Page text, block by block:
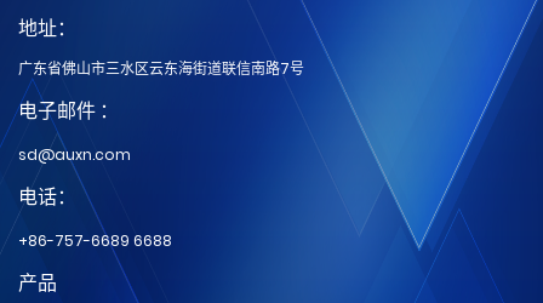
地址：
广东省佛山市三水区云东海街道联信南路7号
电子邮件 ：
sd@auxn.com
电话：
+86-757-6689 6688
产品